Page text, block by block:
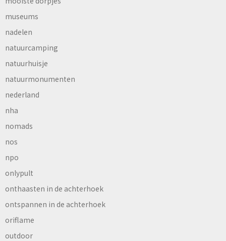
museums
nadelen
natuurcamping
natuurhuisje
natuurmonumenten
nederland
nha
nomads
nos
npo
onlypult
onthaasten in de achterhoek
ontspannen in de achterhoek
oriflame
outdoor